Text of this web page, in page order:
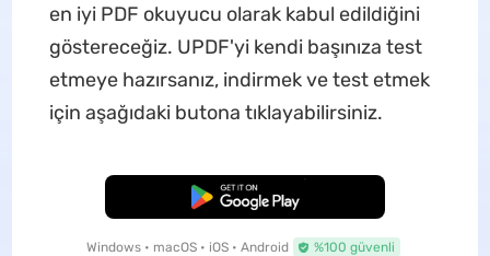
en iyi PDF okuyucu olarak kabul edildiğini
göstereceğiz. UPDF'yi kendi başınıza test
etmeye hazırsanız, indirmek ve test etmek
için aşağıdaki butona tıklayabilirsiniz.
Ücretsiz İndirme
Windows • macOS • iOS • Android %100 güvenli